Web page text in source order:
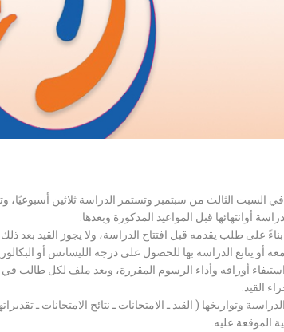
في السبت الثالث من سبتمبر وتستمر الدراسة ثلاثين
أوانتهائها قبل المواعيد المذكورة وبعدها.
بناءً على طلب يقدمه قبل افتتاح الدراسة، ولا يجوز القيد
أو يتابع الدراسة بها للحصول على درجة الليسانس أو
استيفاء أوراقه وأداء الرسوم المقررة، ويعد ملف لكل طالب
القيد.
وتواريخها ( القيد ـ الامتحانات ـ نتائح الامتحانات ـ
الموقعة عليه.